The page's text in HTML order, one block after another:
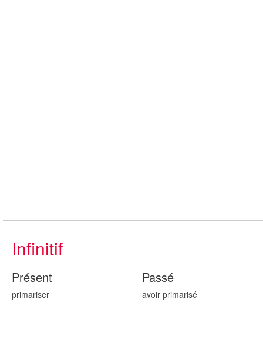
Infinitif
Présent
primariser
Passé
avoir primarisé